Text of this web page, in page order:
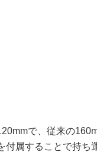
で、従来の
付属することで持ち